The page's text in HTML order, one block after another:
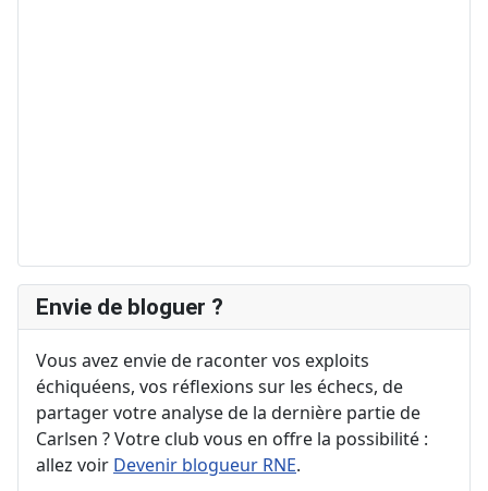
Envie de bloguer ?
Vous avez envie de raconter vos exploits
échiquéens, vos réflexions sur les échecs, de
partager votre analyse de la dernière partie de
Carlsen ? Votre club vous en offre la possibilité :
allez voir Devenir blogueur RNE.